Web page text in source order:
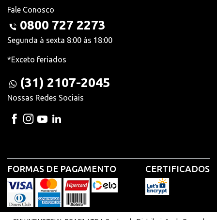
Fale Conosco
0800 727 2273
Segunda à sexta 8:00 às 18:00
*Exceto feriados
(31) 2107-2045
Nossas Redes Sociais
FORMAS DE PAGAMENTO CERTIFICADOS